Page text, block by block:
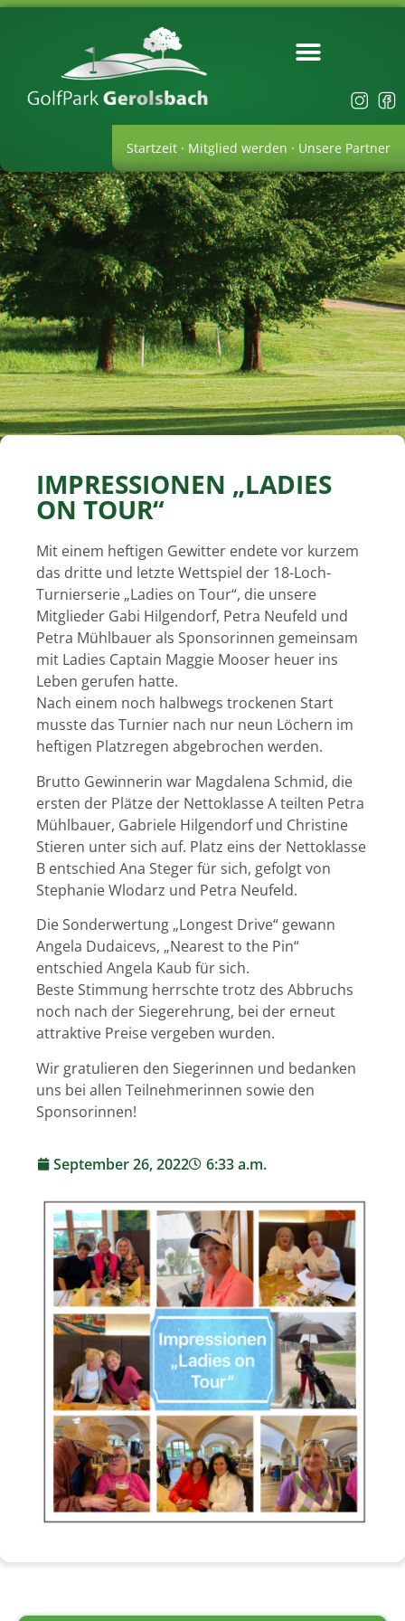
Startzeit · Mitglied werden · Unsere Partner
IMPRESSIONEN „LADIES
ON TOUR“
Mit einem heftigen Gewitter endete vor kurzem
das dritte und letzte Wettspiel der 18-Loch-
Turnierserie „Ladies on Tour“, die unsere
Mitglieder Gabi Hilgendorf, Petra Neufeld und
Petra Mühlbauer als Sponsorinnen gemeinsam
mit Ladies Captain Maggie Mooser heuer ins
Leben gerufen hatte.
Nach einem noch halbwegs trockenen Start
musste das Turnier nach nur neun Löchern im
heftigen Platzregen abgebrochen werden.
Brutto Gewinnerin war Magdalena Schmid, die
ersten der Plätze der Nettoklasse A teilten Petra
Mühlbauer, Gabriele Hilgendorf und Christine
Stieren unter sich auf. Platz eins der Nettoklasse
B entschied Ana Steger für sich, gefolgt von
Stephanie Wlodarz und Petra Neufeld.
Die Sonderwertung „Longest Drive“ gewann
Angela Dudaicevs, „Nearest to the Pin“
entschied Angela Kaub für sich.
Beste Stimmung herrschte trotz des Abbruchs
noch nach der Siegerehrung, bei der erneut
attraktive Preise vergeben wurden.
Wir gratulieren den Siegerinnen und bedanken
uns bei allen Teilnehmerinnen sowie den
Sponsorinnen!
September 26, 2022 6:33 a.m.